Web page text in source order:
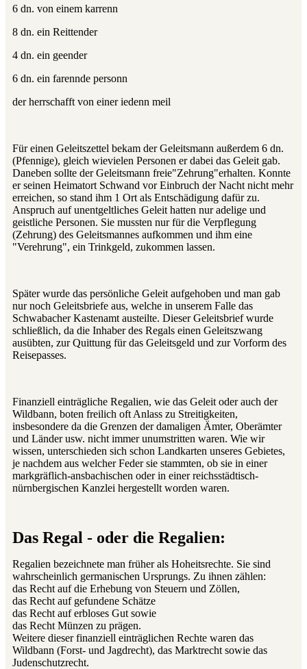
6 dn. von einem karrenn
8 dn. ein Reittender
4 dn. ein geender
6 dn. ein farennde personn
der herrschafft von einer iedenn meil
Für einen Geleitszettel bekam der Geleitsmann außerdem 6 dn.
(Pfennige), gleich wievielen Personen er dabei das Geleit gab.
Daneben sollte der Geleitsmann freie"Zehrung"erhalten. Konnte
er seinen Heimatort Schwand vor Einbruch der Nacht nicht mehr
erreichen, so stand ihm 1 Ort als Entschädigung dafür zu.
Anspruch auf unentgeltliches Geleit hatten nur adelige und
geistliche Personen. Sie mussten nur für die Verpflegung
(Zehrung) des Geleitsmannes aufkommen und ihm eine
"Verehrung", ein Trinkgeld, zukommen lassen.
Später wurde das persönliche Geleit aufgehoben und man gab
nur noch Geleitsbriefe aus, welche in unserem Falle das
Schwabacher Kastenamt austeilte. Dieser Geleitsbrief wurde
schließlich, da die Inhaber des Regals einen Geleitszwang
ausübten, zur Quittung für das Geleitsgeld und zur Vorform des
Reisepasses.
Finanziell einträgliche Regalien, wie das Geleit oder auch der
Wildbann, boten freilich oft Anlass zu Streitigkeiten,
insbesondere da die Grenzen der damaligen Ämter, Oberämter
und Länder usw. nicht immer unumstritten waren. Wie wir
wissen, unterschieden sich schon Landkarten unseres Gebietes,
je nachdem aus welcher Feder sie stammten, ob sie in einer
markgräflich-ansbachischen oder in einer reichsstädtisch-
nürnbergischen Kanzlei hergestellt worden waren.
Das Regal - oder die Regalien:
Regalien bezeichnete man früher als Hoheitsrechte. Sie sind
wahrscheinlich germanischen Ursprungs. Zu ihnen zählen:
das Recht auf die Erhebung von Steuern und Zöllen,
das Recht auf gefundene Schätze
das Recht auf erbloses Gut sowie
das Recht Münzen zu prägen.
Weitere dieser finanziell einträglichen Rechte waren das
Wildbann (Forst- und Jagdrecht), das Marktrecht sowie das
Judenschutzrecht.